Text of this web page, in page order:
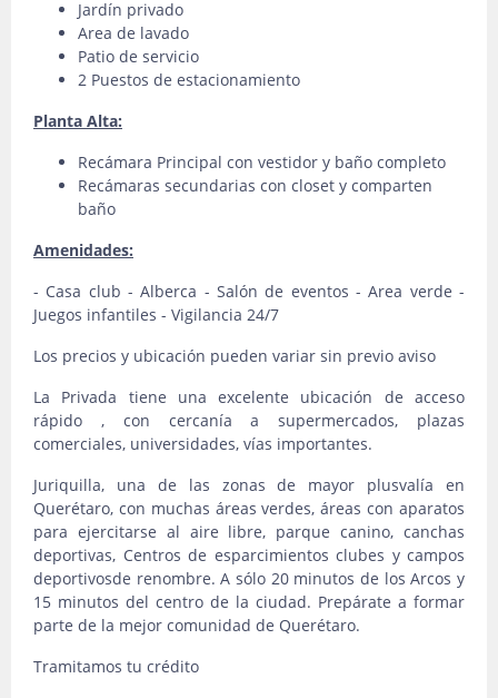
Jardín privado
Area de lavado
Patio de servicio
2 Puestos de estacionamiento
Planta Alta:
Recámara Principal con vestidor y baño completo
Recámaras secundarias con closet y comparten
baño
Amenidades:
- Casa club - Alberca - Salón de eventos - Area verde -
Juegos infantiles - Vigilancia 24/7
Los precios y ubicación pueden variar sin previo aviso
La Privada tiene una excelente ubicación de acceso
rápido , con cercanía a supermercados, plazas
comerciales, universidades, vías importantes.
Juriquilla, una de las zonas de mayor plusvalía en
Querétaro, con muchas áreas verdes, áreas con aparatos
para ejercitarse al aire libre, parque canino, canchas
deportivas, Centros de esparcimientos clubes y campos
deportivosde renombre. A sólo 20 minutos de los Arcos y
15 minutos del centro de la ciudad. Prepárate a formar
parte de la mejor comunidad de Querétaro.
Tramitamos tu crédito